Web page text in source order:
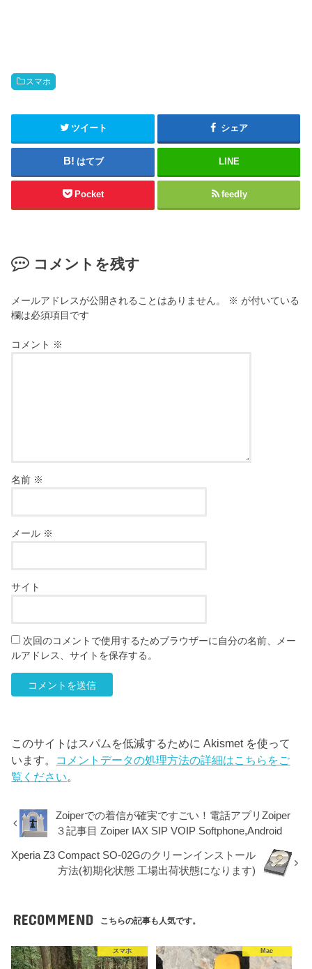
スマホ
ツイート シェア
はてブ LINE
Pocket feedly
コメントを残す
メールアドレスが公開されることはありません。 ※ が付いている
欄は必須項目です
コメント ※
名前 ※
メール ※
サイト
次回のコメントで使用するためブラウザーに自分の名前、メー
ルアドレス、サイトを保存する。
このサイトはスパムを低減するために Akismet を使って
います。 コメントデータの処理方法の詳細はこちらをご
覧ください。
Zoiperでの着信が確実ですごい！電話アプリZoiper
３記事目 Zoiper IAX SIP VOIP Softphone,Android
Xperia Z3 Compact SO-02Gのクリーンインストール
方法(初期化状態 工場出荷状態になります)
RECOMMEND こちらの記事も人気です。
スマホ Mac